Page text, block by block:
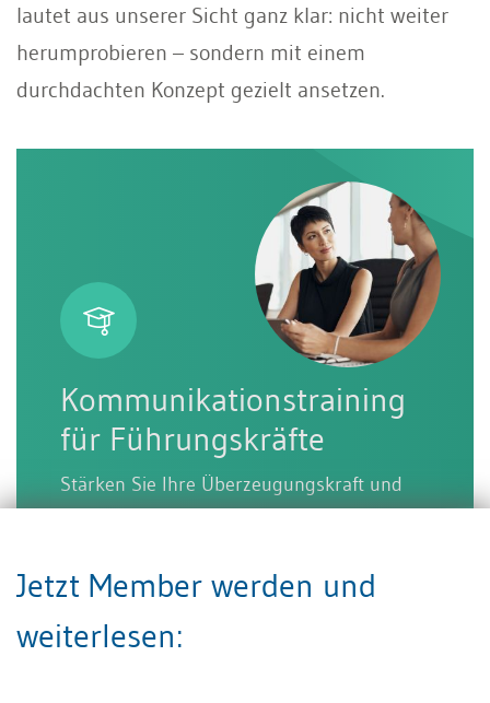
lautet aus unserer Sicht ganz klar: nicht weiter
herumprobieren – sondern mit einem
durchdachten Konzept gezielt ansetzen.
Kommunikationstraining
für Führungskräfte
Stärken Sie Ihre Überzeugungskraft und
Praxis-Seminar, 1 Tag, ZWB, Zürich
Nächster Termin: 21. Oktober 2026
Jetzt Member werden und
weiterlesen: